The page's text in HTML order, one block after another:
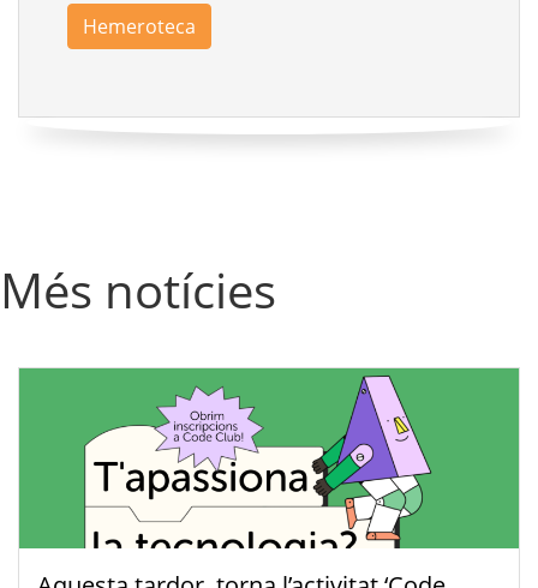
Hemeroteca
Més notícies